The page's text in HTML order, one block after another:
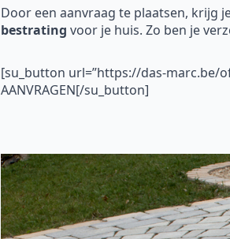
Door een aanvraag te plaatsen, krijg
bestrating voor je huis. Zo ben je
[su_button url=”https://das-marc.be/
AANVRAGEN[/su_button]